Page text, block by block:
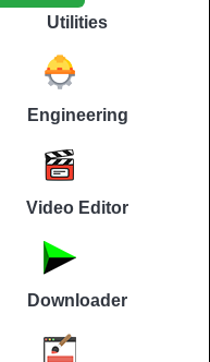
Utilities
Engineering
Video Editor
Downloader